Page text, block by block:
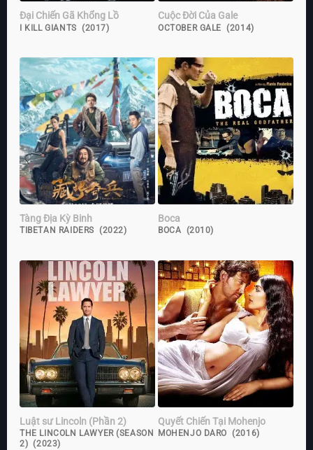
Đại Chiến Gã Khổng Lồ
I KILL GIANTS (2017)
Cuộc Đời Của Gale
OCTOBER GALE (2014)
Tàng Địa Kỳ Binh
TIBETAN RAIDERS (2022)
Boca
BOCA (2010)
Luật sư Lincoln (Phần 2)
THE LINCOLN LAWYER (SEASON
2) (2023)
Quyết Chiến Tại Mohenjo
MOHENJO DARO (2016)